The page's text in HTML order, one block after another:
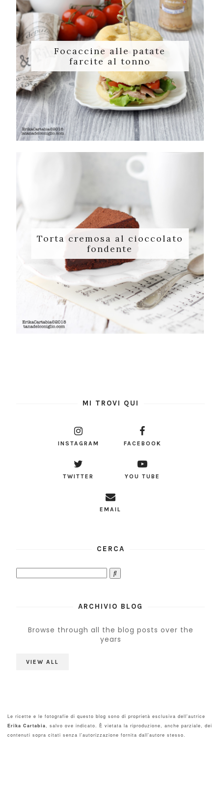
Focaccine alle patate
farcite al tonno
Torta cremosa al cioccolato
fondente
MI TROVI QUI
INSTAGRAM FACEBOOK
TWITTER YOU TUBE
EMAIL
CERCA
ARCHIVIO BLOG
Browse through all the blog posts over the
years
VIEW ALL
Le ricette e le fotografie di questo blog sono di proprietà esclusiva dell'autrice
Erika Cartabia, salvo ove indicato. È vietata la riproduzione, anche parziale, dei
contenuti sopra citati senza l'autorizzazione fornita dall'autore stesso.